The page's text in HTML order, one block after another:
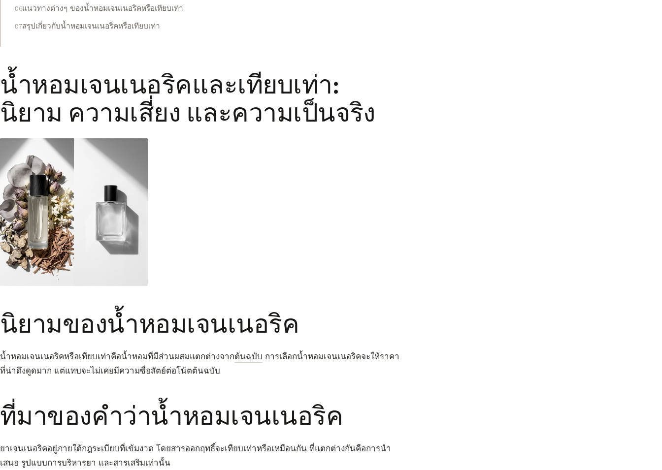
แนวทางต่างๆ ของน้ำหอมเจนเนอริคหรือเทียบเท่า
สรุปเกี่ยวกับน้ำหอมเจนเนอริคหรือเทียบเท่า
น้ำหอมเจนเนอริคและเทียบเท่า:
นิยาม ความเสี่ยง และความเป็นจริง
นิยามของน้ำหอมเจนเนอริค
น้ำหอมเจนเนอริคหรือเทียบเท่าคือน้ำหอมที่มีส่วนผสมแตกต่างจากต้นฉบับ การเลือกน้ำหอมเจนเนอริคจะให้ราคา
ที่น่าดึงดูดมาก แต่แทบจะไม่เคยมีความซื่อสัตย์ต่อโน้ตต้นฉบับ
ที่มาของคำว่าน้ำหอมเจนเนอริค
ยาเจนเนอริคอยู่ภายใต้กฎระเบียบที่เข้มงวด โดยสารออกฤทธิ์จะเทียบเท่าหรือเหมือนกัน ที่แตกต่างกันคือการนำ
เสนอ รูปแบบการบริหารยา และสารเสริมเท่านั้น